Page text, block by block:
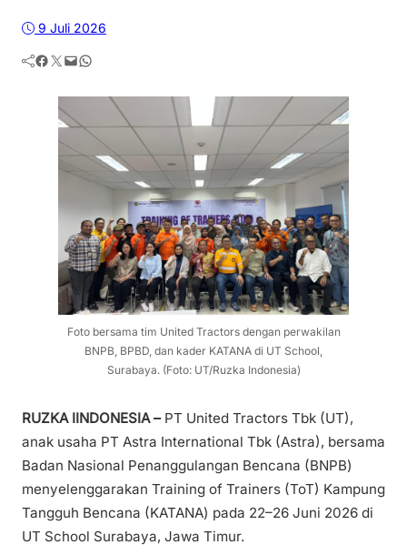
9 Juli 2026
Facebook Twitter Mail WhatsApp
Foto bersama tim United Tractors dengan perwakilan
BNPB, BPBD, dan kader KATANA di UT School,
Surabaya. (Foto: UT/Ruzka Indonesia)
RUZKA IINDONESIA –PT United Tractors Tbk (UT),
anak usaha PT Astra International Tbk (Astra), bersama
Badan Nasional Penanggulangan Bencana (BNPB)
menyelenggarakan Training of Trainers (ToT) Kampung
Tangguh Bencana (KATANA) pada 22–26 Juni 2026 di
UT School Surabaya, Jawa Timur.